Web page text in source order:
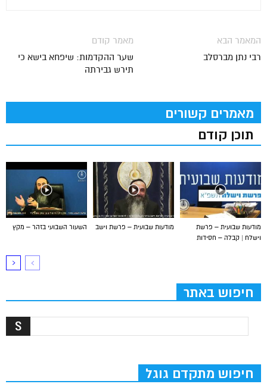
מאמר קודם
שער ההקדמות: שיפחא בישא כי
תירש גבירתה
המאמר הבא
רבי נתן מברסלב
מאמרים קשורים
תוכן קודם
השעור השבועי בזהר – מקץ מודעות שבועית – פרשת וישב
מודעות שבועית – פרשת
וישלח | קבלה – חסידות
חיפוש באתר
חיפוש מתקדם גוגל